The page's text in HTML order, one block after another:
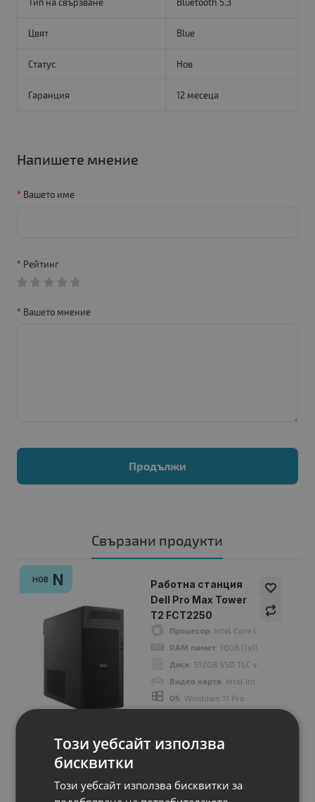
Цвят Blue
Статус Нов
Гаранция 12 месеца
Напишете мнение
Вашето име
Рейтинг
Вашето мнение
Продължи
Свързани продукти
НОВ N
Работна станция
Dell Pro Max Tower
T2 FCT2250
Процесор: Intel Core Ultra 7 265
RAM памет: 16GB (1x16GB) 5600MT/
Диск: 512GB SSD TLC with DRAM
Видео карта: Intel Integrated
OS: Windows 11 Pro
2,004.00 €
Този уебсайт използва
бисквитки
Този уебсайт използва бисквитки за